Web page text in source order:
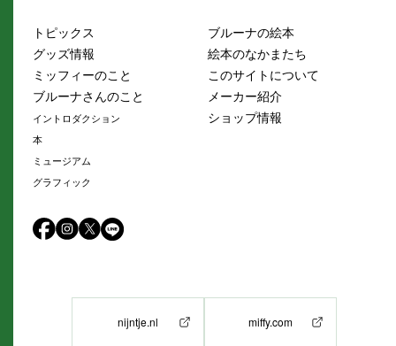
トピックス
グッズ情報
ミッフィーのこと
ブルーナさんのこと
イントロダクション
本
ミュージアム
グラフィック
ブルーナの絵本
絵本のなかまたち
このサイトについて
メーカー紹介
ショップ情報
nijntje.nl miffy.com